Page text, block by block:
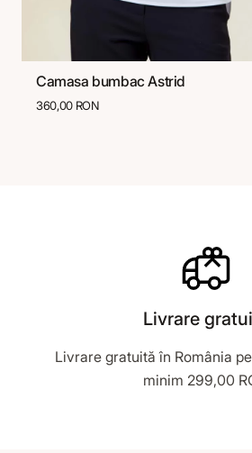
36 38 40 42
Camasa bumbac Astrid
360,00 RON
Livrare
Livrare gratuită în România
minim 299,00